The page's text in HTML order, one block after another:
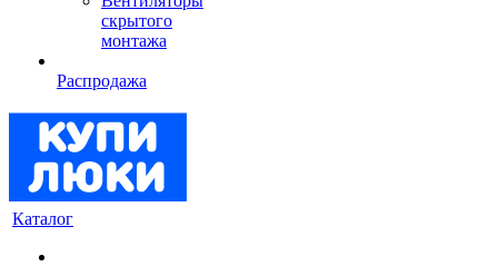
скрытого
монтажа
Распродажа
Каталог